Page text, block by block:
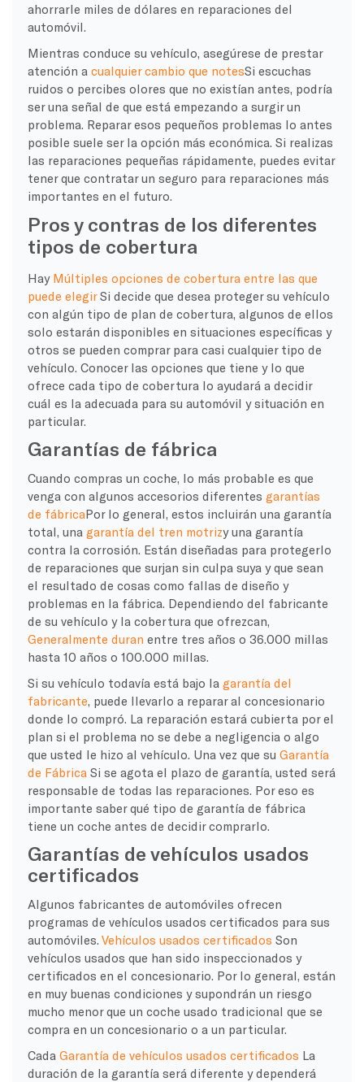
ahorrarle miles de dólares en reparaciones del
automóvil.
Mientras conduce su vehículo, asegúrese de prestar
atención a cualquier cambio que notesSi escuchas
ruidos o percibes olores que no existían antes, podría
ser una señal de que está empezando a surgir un
problema. Reparar esos pequeños problemas lo antes
posible suele ser la opción más económica. Si realizas
las reparaciones pequeñas rápidamente, puedes evitar
tener que contratar un seguro para reparaciones más
importantes en el futuro.
Pros y contras de los diferentes
tipos de cobertura
Hay Múltiples opciones de cobertura entre las que
puede elegirSi decide que desea proteger su vehículo
con algún tipo de plan de cobertura, algunos de ellos
solo estarán disponibles en situaciones específicas y
otros se pueden comprar para casi cualquier tipo de
vehículo. Conocer las opciones que tiene y lo que
ofrece cada tipo de cobertura lo ayudará a decidir
cuál es la adecuada para su automóvil y situación en
particular.
Garantías de fábrica
Cuando compras un coche, lo más probable es que
venga con algunos accesorios diferentes garantías
de fábricaPor lo general, estos incluirán una garantía
total, una garantía del tren motrizy una garantía
contra la corrosión. Están diseñadas para protegerlo
de reparaciones que surjan sin culpa suya y que sean
el resultado de cosas como fallas de diseño y
problemas en la fábrica. Dependiendo del fabricante
de su vehículo y la cobertura que ofrezcan,
Generalmente duran entre tres años o 36.000 millas
hasta 10 años o 100.000 millas.
Si su vehículo todavía está bajo la garantía del
fabricante , puede llevarlo a reparar al concesionario
donde lo compró. La reparación estará cubierta por el
plan si el problema no se debe a negligencia o algo
que usted le hizo al vehículo. Una vez que su Garantía
de Fábrica Si se agota el plazo de garantía, usted será
responsable de todas las reparaciones. Por eso es
importante saber qué tipo de garantía de fábrica
tiene un coche antes de decidir comprarlo.
Garantías de vehículos usados
certificados
Algunos fabricantes de automóviles ofrecen
programas de vehículos usados certificados para sus
automóviles. Vehículos usados certificados Son
vehículos usados que han sido inspeccionados y
certificados en el concesionario. Por lo general, están
en muy buenas condiciones y supondrán un riesgo
mucho menor que un coche usado tradicional que se
compra en un concesionario o a un particular.
Cada Garantía de vehículos usados certificados La
duración de la garantía será diferente y dependerá